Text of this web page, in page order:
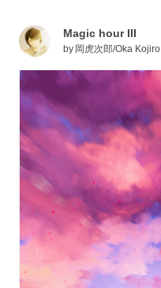
Magic hour III
by 岡虎次郎/Oka Kojiro